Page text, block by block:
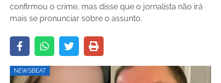
confirmou o crime, mas disse que o jornalista não irá
mais se pronunciar sobre o assunto.
NEWSBEAT